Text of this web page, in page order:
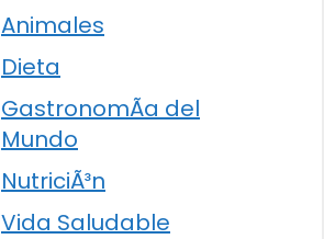
Animales
Dieta
GastronomÃ­a del
Mundo
NutriciÃ³n
Vida Saludable